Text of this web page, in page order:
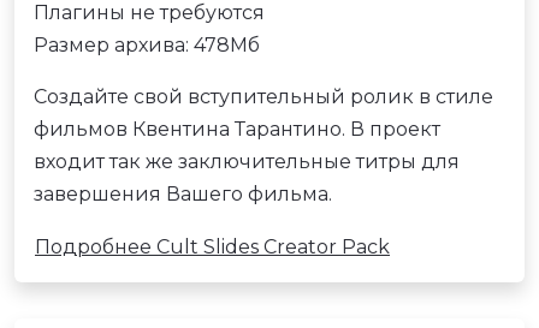
Плагины не требуются
Размер архива: 478Мб
Создайте свой вступительный ролик в стиле
фильмов Квентина Тарантино. В проект
входит так же заключительные титры для
завершения Вашего фильма.
Подробнее Cult Slides Creator Pack